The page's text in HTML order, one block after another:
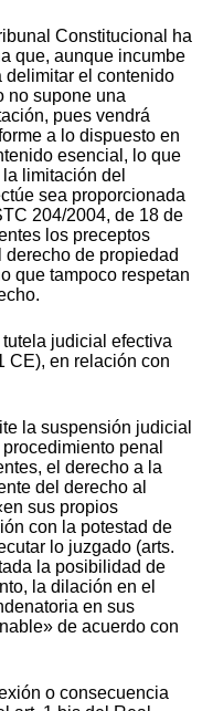
Constitucional ha
que, aunque incumbe
delimitar el contenido
no supone una
pues vendrá
a lo dispuesto en
esencial, lo que
limitación del
sea proporcionada
204/2004, de 18 de
los preceptos
de propiedad
que tampoco respetan
judicial efectiva
CE), en relación con
la suspensión judicial
penal
el derecho a la
del derecho al
sus propios
con la potestad de
lo juzgado (arts.
la posibilidad de
la dilación en el
en sus
de acuerdo con
o consecuencia